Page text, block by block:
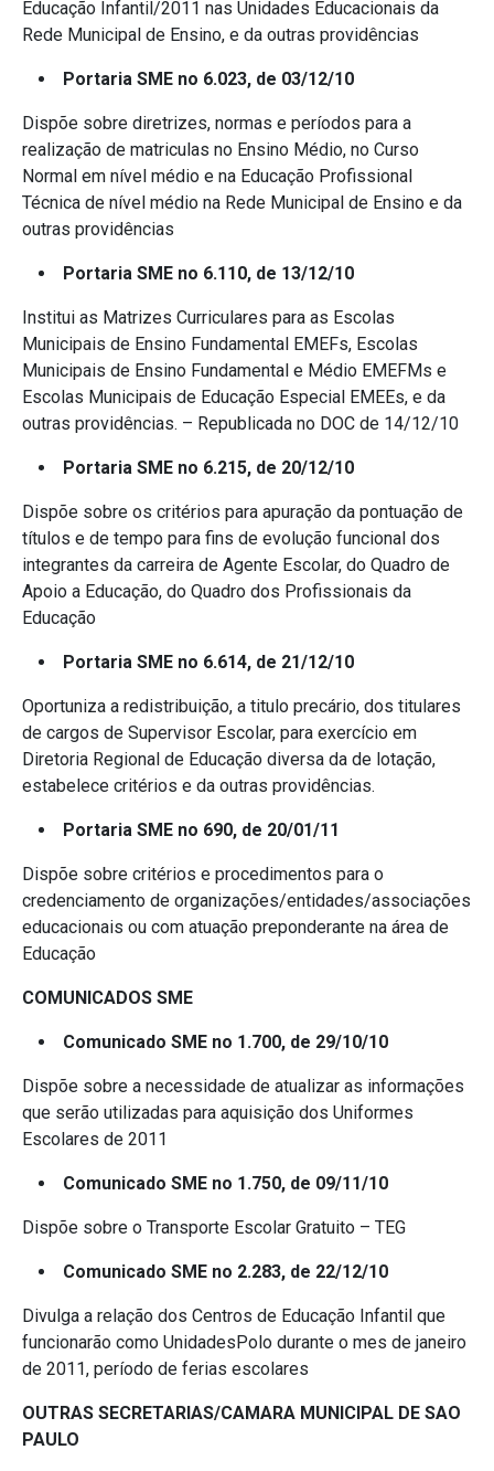
Educação Infantil/2011 nas Unidades Educacionais da
Rede Municipal de Ensino, e da outras providências
Portaria SME no 6.023, de 03/12/10
Dispõe sobre diretrizes, normas e períodos para a
realização de matriculas no Ensino Médio, no Curso
Normal em nível médio e na Educação Profissional
Técnica de nível médio na Rede Municipal de Ensino e da
outras providências
Portaria SME no 6.110, de 13/12/10
Institui as Matrizes Curriculares para as Escolas
Municipais de Ensino Fundamental EMEFs, Escolas
Municipais de Ensino Fundamental e Médio EMEFMs e
Escolas Municipais de Educação Especial EMEEs, e da
outras providências. – Republicada no DOC de 14/12/10
Portaria SME no 6.215, de 20/12/10
Dispõe sobre os critérios para apuração da pontuação de
títulos e de tempo para fins de evolução funcional dos
integrantes da carreira de Agente Escolar, do Quadro de
Apoio a Educação, do Quadro dos Profissionais da
Educação
Portaria SME no 6.614, de 21/12/10
Oportuniza a redistribuição, a titulo precário, dos titulares
de cargos de Supervisor Escolar, para exercício em
Diretoria Regional de Educação diversa da de lotação,
estabelece critérios e da outras providências.
Portaria SME no 690, de 20/01/11
Dispõe sobre critérios e procedimentos para o
credenciamento de organizações/entidades/associações
educacionais ou com atuação preponderante na área de
Educação
COMUNICADOS SME
Comunicado SME no 1.700, de 29/10/10
Dispõe sobre a necessidade de atualizar as informações
que serão utilizadas para aquisição dos Uniformes
Escolares de 2011
Comunicado SME no 1.750, de 09/11/10
Dispõe sobre o Transporte Escolar Gratuito – TEG
Comunicado SME no 2.283, de 22/12/10
Divulga a relação dos Centros de Educação Infantil que
funcionarão como UnidadesPolo durante o mes de janeiro
de 2011, período de ferias escolares
OUTRAS SECRETARIAS/CAMARA MUNICIPAL DE SAO
PAULO